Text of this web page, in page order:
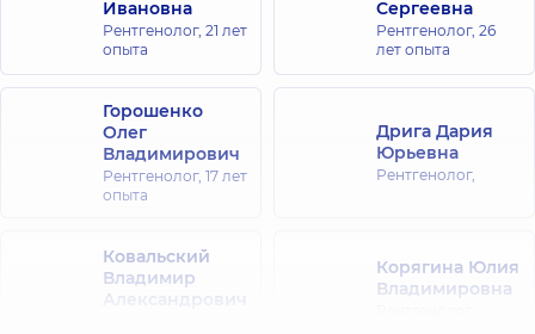
Ивановна
Рентгенолог, 21 лет
опыта
Сергеевна
Рентгенолог, 26
лет опыта
Горошенко
Олег
Владимирович
Рентгенолог, 17 лет
опыта
Дрига Дария
Юрьевна
Рентгенолог,
Ковальский
Владимир
Александрович
Корягина Юлия
Владимировна